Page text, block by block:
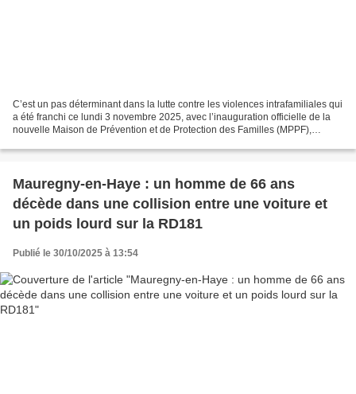
C’est un pas déterminant dans la lutte contre les violences intrafamiliales qui
a été franchi ce lundi 3 novembre 2025, avec l’inauguration officielle de la
nouvelle Maison de Prévention et de Protection des Familles (MPPF),
Mauregny-en-Haye : un homme de 66 ans
décède dans une collision entre une voiture et
un poids lourd sur la RD181
Publié le 30/10/2025 à 13:54